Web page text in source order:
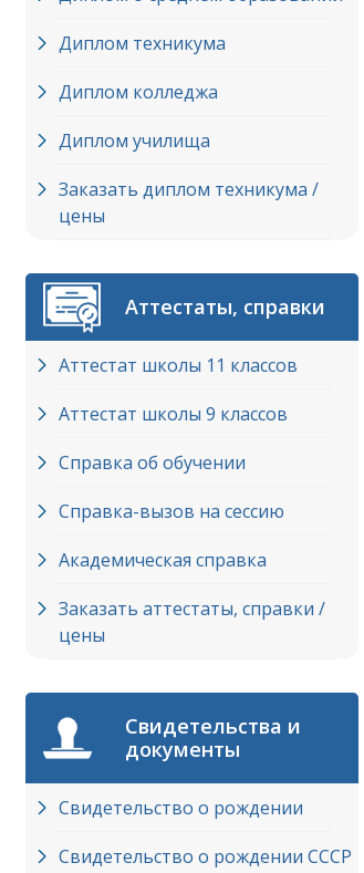
Диплом техникума
Диплом колледжа
Диплом училища
Заказать диплом техникума /
цены
Аттестаты, справки
Аттестат школы 11 классов
Аттестат школы 9 классов
Справка об обучении
Справка-вызов на сессию
Академическая справка
Заказать аттестаты, справки /
цены
Свидетельства и
документы
Свидетельство о рождении
Свидетельство о рождении СССР